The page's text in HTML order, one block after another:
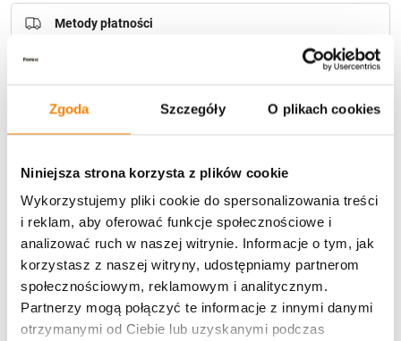
Zgoda Szczegóły O plikach cookies
Niniejsza strona korzysta z plików cookie
Wykorzystujemy pliki cookie do spersonalizowania treści
i reklam, aby oferować funkcje społecznościowe i
analizować ruch w naszej witrynie. Informacje o tym, jak
korzystasz z naszej witryny, udostępniamy partnerom
społecznościowym, reklamowym i analitycznym.
Partnerzy mogą połączyć te informacje z innymi danymi
otrzymanymi od Ciebie lub uzyskanymi podczas
Potrzebujesz większą ilość? Zapraszamy do naszej
hurtowniiPrzejdź do hurtowni B2B
Metody płatności
Opis produktu
Specyfikacja